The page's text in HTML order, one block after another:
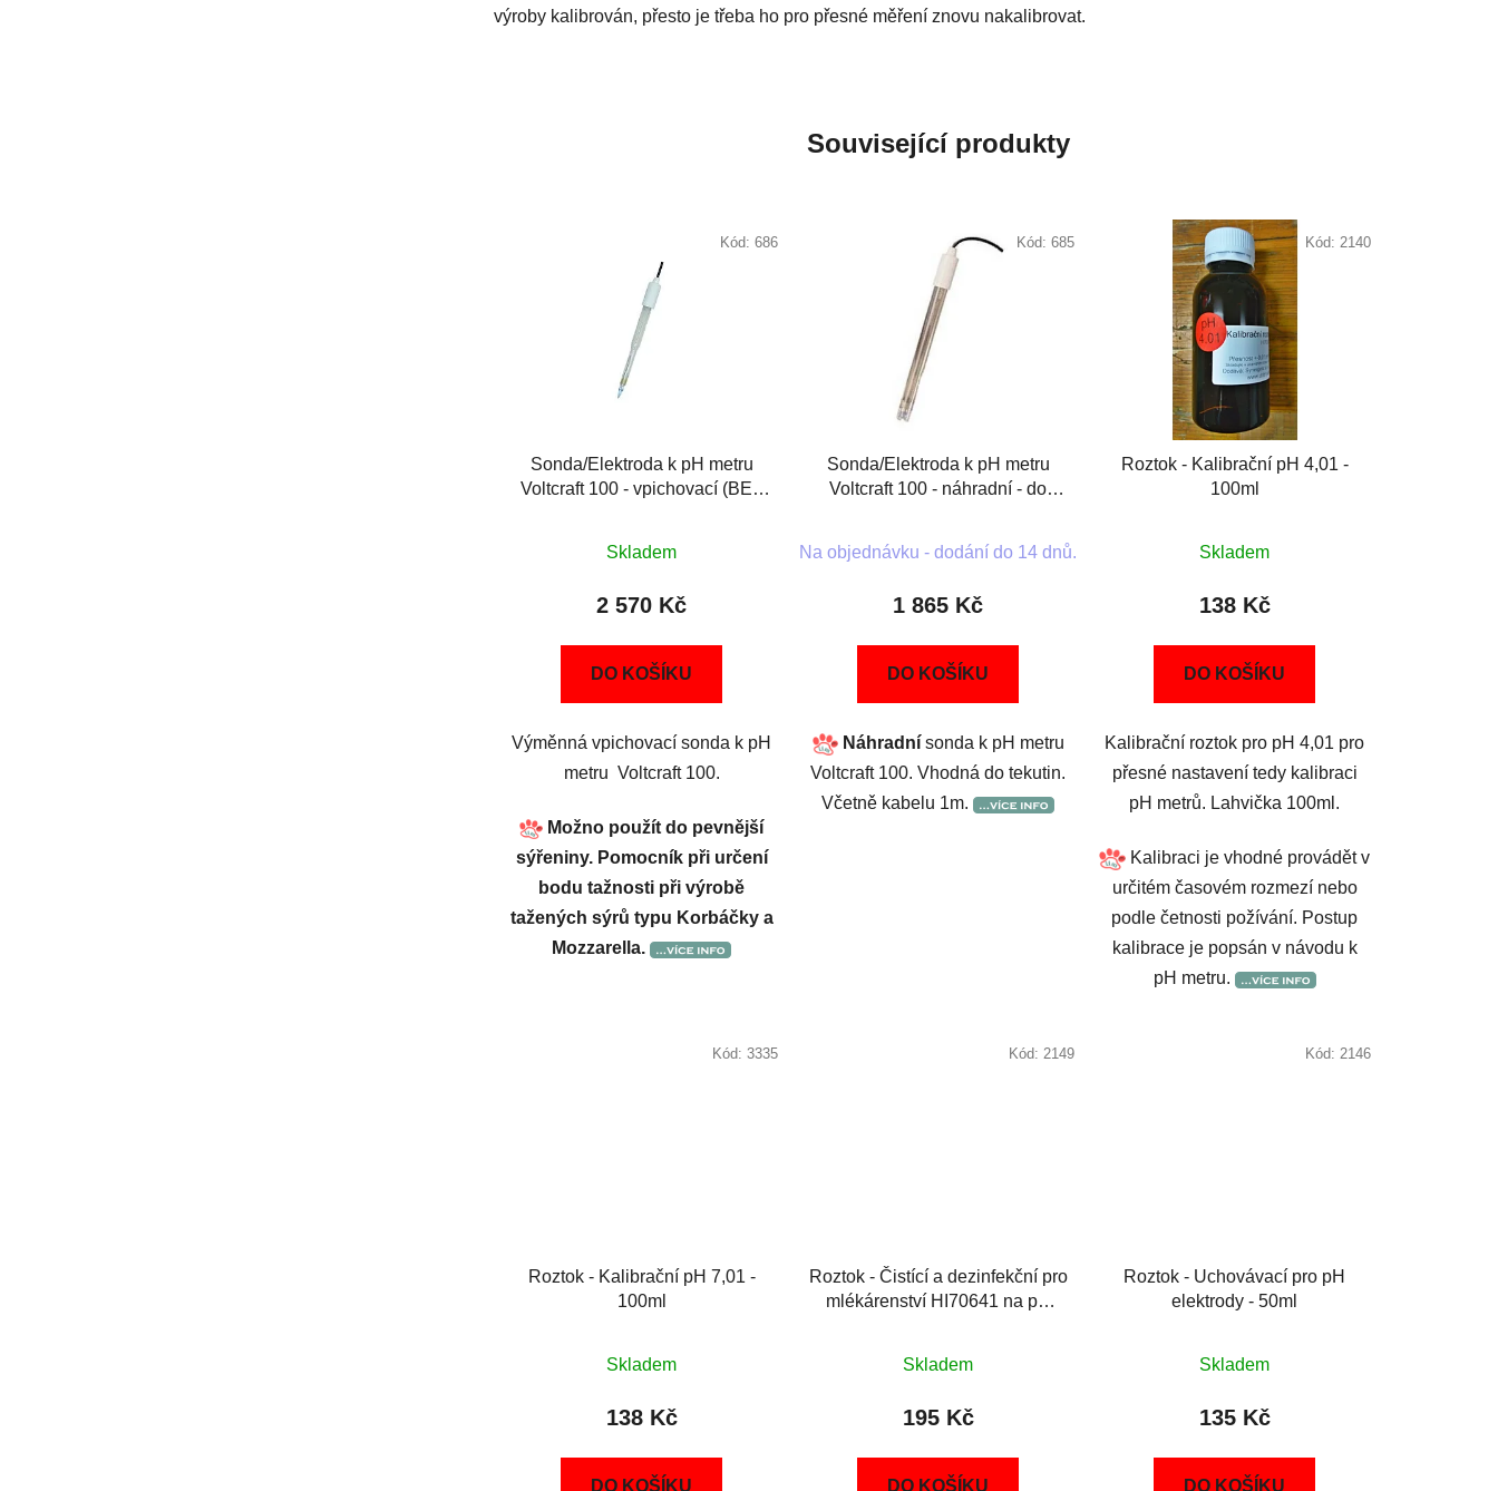
výroby kalibrován, přesto je třeba ho pro přesné měření znovu nakalibrovat.
Související produkty
Sonda/Elektroda k pH metru
Voltcraft 100 - vpichovací (BEZ
Skladem
2 570 Kč
DO KOŠÍKU
Výměnná vpichovací sonda k pH
metru Voltcraft 100.
Možno použít do pevnější
sýřeniny. Pomocník při určení
bodu tažnosti při výrobě
tažených sýrů typu Korbáčky a
Mozzarella.
Kód: 686
Sonda/Elektroda k pH metru
Voltcraft 100 - náhradní - do
Na objednávku - dodání do 14 dnů.
1 865 Kč
DO KOŠÍKU
Náhradnísonda k pH metru
Voltcraft 100. Vhodná do tekutin.
Včetně kabelu 1m.
Kód: 685
Roztok - Kalibrační pH 4,01 -
100ml
Skladem
138 Kč
DO KOŠÍKU
Kalibrační roztok pro pH 4,01 pro
přesné nastavení tedy kalibraci
pH metrů. Lahvička 100ml.
Kalibraci je vhodné provádět v
určitém časovém rozmezí nebo
podle četnosti požívání. Postup
kalibrace je popsán v návodu k
pH metru.
Kód: 2140
Roztok - Kalibrační pH 7,01 -
100ml
Skladem
138 Kč
DO KOŠÍKU
Kód: 3335
Roztok - Čistící a dezinfekční pro
mlékárenství HI70641 na pH
Skladem
195 Kč
DO KOŠÍKU
Kód: 2149
Roztok - Uchovávací pro pH
elektrody - 50ml
Skladem
135 Kč
DO KOŠÍKU
Kód: 2146